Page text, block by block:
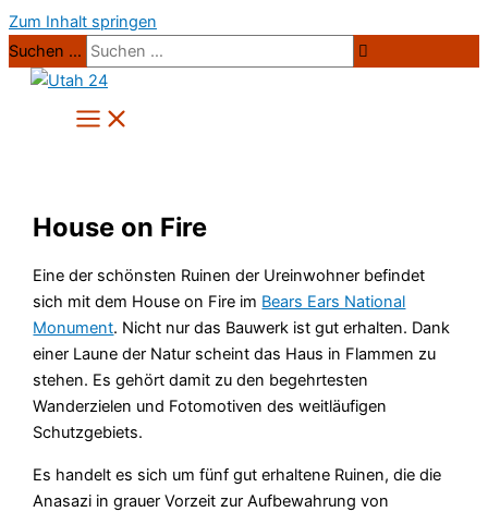
Zum Inhalt springen
Suchen …
House on Fire
Eine der schönsten Ruinen der Ureinwohner befindet
sich mit dem House on Fire im Bears Ears National
Monument. Nicht nur das Bauwerk ist gut erhalten. Dank
einer Laune der Natur scheint das Haus in Flammen zu
stehen. Es gehört damit zu den begehrtesten
Wanderzielen und Fotomotiven des weitläufigen
Schutzgebiets.
Es handelt es sich um fünf gut erhaltene Ruinen, die die
Anasazi in grauer Vorzeit zur Aufbewahrung von